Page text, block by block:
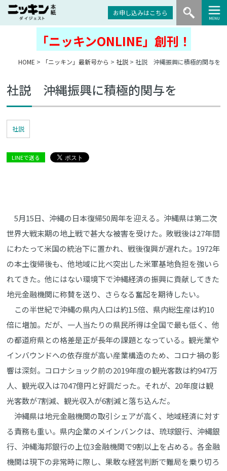
お申し込みはこちら
「ニッキンONLINE」創刊！
HOME > 「ニッキン」最新号から > 社説> 社説 沖縄振興に積極的関与を
社説 沖縄振興に積極的関与を
社説
LINEで送る
5月15日、沖縄の日本復帰50周年を迎える。沖縄県は第二次
世界大戦末期の地上戦で甚大な被害を受けた。敗戦後は27年間
にわたって米国の統治下に置かれ、戦後復興が遅れた。1972年
の本土復帰後も、他地域に比べ突出した米軍基地負担を強いら
れてきた。他にはない環境下で沖縄経済の振興に貢献してきた
地元金融機関に称賛を送り、さらなる奮起を期待したい。
この半世紀で沖縄の県内人口は約1.5倍、県内総生産は約10
倍に増加。だが、一人当たりの県民所得は全国で最も低く、他
の都道府県との格差是正が長年の課題となっている。観光業や
インバウンドへの依存度が高い産業構造のため、コロナ禍の影
響は深刻。コロナショック前の2019年度の観光客数は約947万
人、観光収入は7047億円と好調だった。それが、20年度は観
光客数が7割減、観光収入が6割減と落ち込んだ。
沖縄県は地元金融機関の取引シェアが高く、地域経済に対す
る責務も重い。県内企業のメインバンクは、琉球銀行、沖縄銀
行、沖縄海邦銀行の上位3金融機関で9割以上を占める。各金融
機関は現下の非常時に際し、果敢な経営判断で難局を乗り切ろ